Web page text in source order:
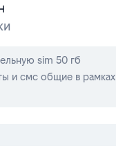
sim 50 гб
и смс общие в рамках